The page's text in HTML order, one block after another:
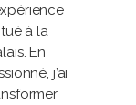
à la
En
j’ai